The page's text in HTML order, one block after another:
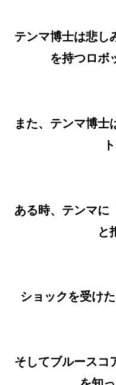
テンマ博士は悲し
を持つロボ
また、テンマ博士
ある時、テンマに
と
ショックを受け
そしてブルースコ